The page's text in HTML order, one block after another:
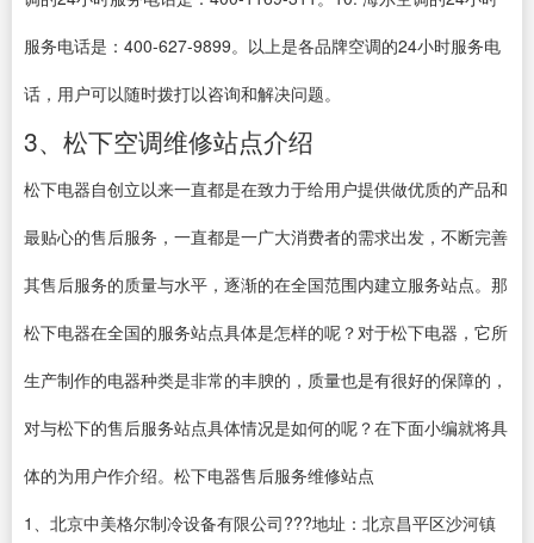
服务电话是：400-627-9899。以上是各品牌空调的24小时服务电
话，用户可以随时拨打以咨询和解决问题。
3、松下空调维修站点介绍
松下电器自创立以来一直都是在致力于给用户提供做优质的产品和
最贴心的售后服务，一直都是一广大消费者的需求出发，不断完善
其售后服务的质量与水平，逐渐的在全国范围内建立服务站点。那
松下电器在全国的服务站点具体是怎样的呢？对于松下电器，它所
生产制作的电器种类是非常的丰腴的，质量也是有很好的保障的，
对与松下的售后服务站点具体情况是如何的呢？在下面小编就将具
体的为用户作介绍。松下电器售后服务维修站点
1、北京中美格尔制冷设备有限公司???地址：北京昌平区沙河镇